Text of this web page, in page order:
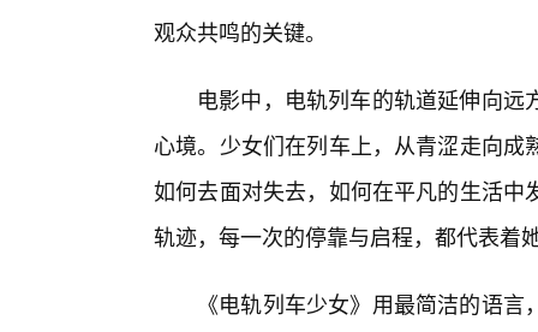
观众共鸣的关键。
电影中，电轨列车的轨道延伸向
心境。少女们在列车上，从青涩走向
如何去面对失去，如何在平凡的生活
轨迹，每一次的停靠与启程，都代表着
《电轨列车少女》用最简洁的语